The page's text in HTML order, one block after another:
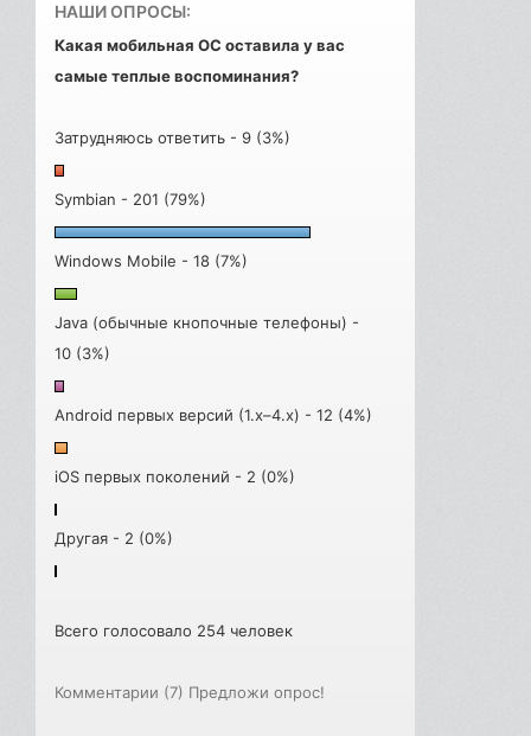
НАШИ ОПРОСЫ:
Какая мобильная ОС оставила у вас
самые теплые воспоминания?
Затрудняюсь ответить - 9 (3%)
Symbian - 201 (79%)
Windows Mobile - 18 (7%)
Java (обычные кнопочные телефоны) -
10 (3%)
Android первых версий (1.x–4.x) - 12 (4%)
iOS первых поколений - 2 (0%)
Другая - 2 (0%)
Всего голосовало 254 человек
Комментарии (7) Предложи опрос!